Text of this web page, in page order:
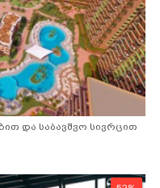
და საბავშვო სივრცით